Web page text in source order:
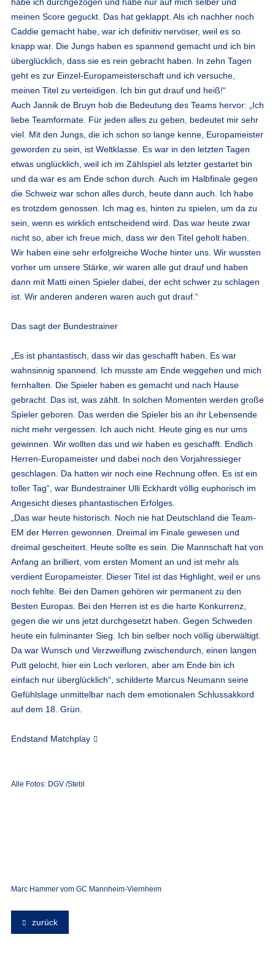
meinen Score geguckt. Das hat geklappt. Als ich nachher noch
Caddie gemacht habe, war ich definitiv nervöser, weil es so
knapp war. Die Jungs haben es spannend gemacht und ich bin
überglücklich, dass sie es rein gebracht haben. In zehn Tagen
geht es zur Einzel-Europameisterschaft und ich versuche,
meinen Titel zu verteidigen. Ich bin gut drauf und heiß!“
Auch Jannik de Bruyn hob die Bedeutung des Teams hervor: „Ich
liebe Teamformate. Für jeden alles zu geben, bedeutet mir sehr
viel. Mit den Jungs, die ich schon so lange kenne, Europameister
geworden zu sein, ist Weltklasse. Es war in den letzten Tagen
etwas unglücklich, weil ich im Zählspiel als letzter gestartet bin
und da war es am Ende schon durch. Auch im Halbfinale gegen
die Schweiz war schon alles durch, heute dann auch. Ich habe
es trotzdem genossen. Ich mag es, hinten zu spielen, um da zu
sein, wenn es wirklich entscheidend wird. Das war heute zwar
nicht so, aber ich freue mich, dass wir den Titel geholt haben.
Wir haben eine sehr erfolgreiche Woche hinter uns. Wir wussten
vorher um unsere Stärke, wir waren alle gut drauf und haben
dann mit Matti einen Spieler dabei, der echt schwer zu schlagen
ist. Wir anderen anderen waren auch gut drauf.“
Das sagt der Bundestrainer
„Es ist phantastisch, dass wir das geschafft haben. Es war
wahnsinnig spannend. Ich musste am Ende weggehen und mich
fernhalten. Die Spieler haben es gemacht und nach Hause
gebracht. Das ist, was zählt. In solchen Momenten werden große
Spieler geboren. Das werden die Spieler bis an ihr Lebensende
nicht mehr vergessen. Ich auch nicht. Heute ging es nur ums
gewinnen. Wir wollten das und wir haben es geschafft. Endlich
Herren-Europameister und dabei noch den Vorjahressieger
geschlagen. Da hatten wir noch eine Rechnung offen. Es ist ein
toller Tag“, war Bundestrainer Ulli Eckhardt völlig euphorisch im
Angesicht dieses phantastischen Erfolges.
„Das war heute historisch. Noch nie hat Deutschland die Team-
EM der Herren gewonnen. Dreimal im Finale gewesen und
dreimal gescheitert. Heute sollte es sein. Die Mannschaft hat von
Anfang an brilliert, vom ersten Moment an und ist mehr als
verdient Europameister. Dieser Titel ist das Highlight, weil er uns
noch fehlte. Bei den Damen gehören wir permanent zu den
Besten Europas. Bei den Herren ist es die harte Konkurrenz,
gegen die wir uns jetzt durchgesetzt haben. Gegen Schweden
heute ein fulminanter Sieg. Ich bin selber noch völlig überwältigt.
Da war Wunsch und Verzweiflung zwischendurch, einen langen
Putt gelocht, hier ein Loch verloren, aber am Ende bin ich
einfach nur überglücklich“, schilderte Marcus Neumann seine
Gefühlslage unmittelbar nach dem emotionalen Schlussakkord
auf dem 18. Grün.
Endstand Matchplay
Alle Fotos: DGV /Stebl
Marc Hammer vom GC Mannheim-Viernheim
zurück